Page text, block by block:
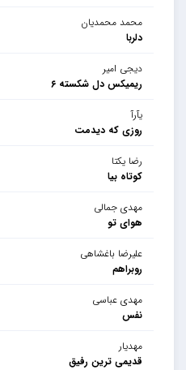
محمد محمدیان
دلربا
دیجی امیر
ریمیکس دل شکسته ۶
یآرآ
روزی که دیدمت
رضا یکتا
کوتاه بیا
مهدی جمالی
هوای تو
علیرضا باغشاهی
روبراهم
مهدی عباسی
نفس
مهدیار
قدیمی ترین رفیق